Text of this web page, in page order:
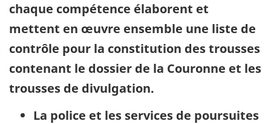
chaque compétence élaborent et
mettent en œuvre ensemble une liste de
contrôle pour la constitution des trousses
contenant le dossier de la Couronne et les
trousses de divulgation.
La police et les services de poursuites